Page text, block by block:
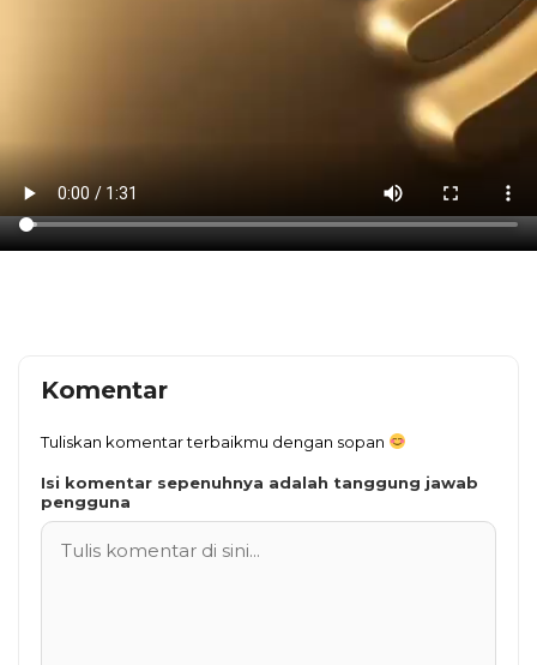
Komentar
Tuliskan komentar terbaikmu dengan sopan
Isi komentar sepenuhnya adalah tanggung jawab
pengguna